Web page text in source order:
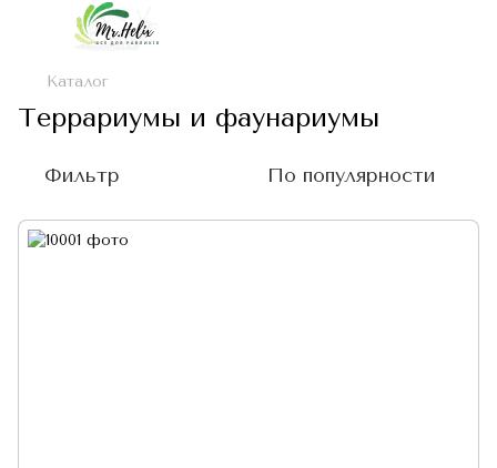
Каталог
Террариумы и фаунариумы
Фильтр По популярности